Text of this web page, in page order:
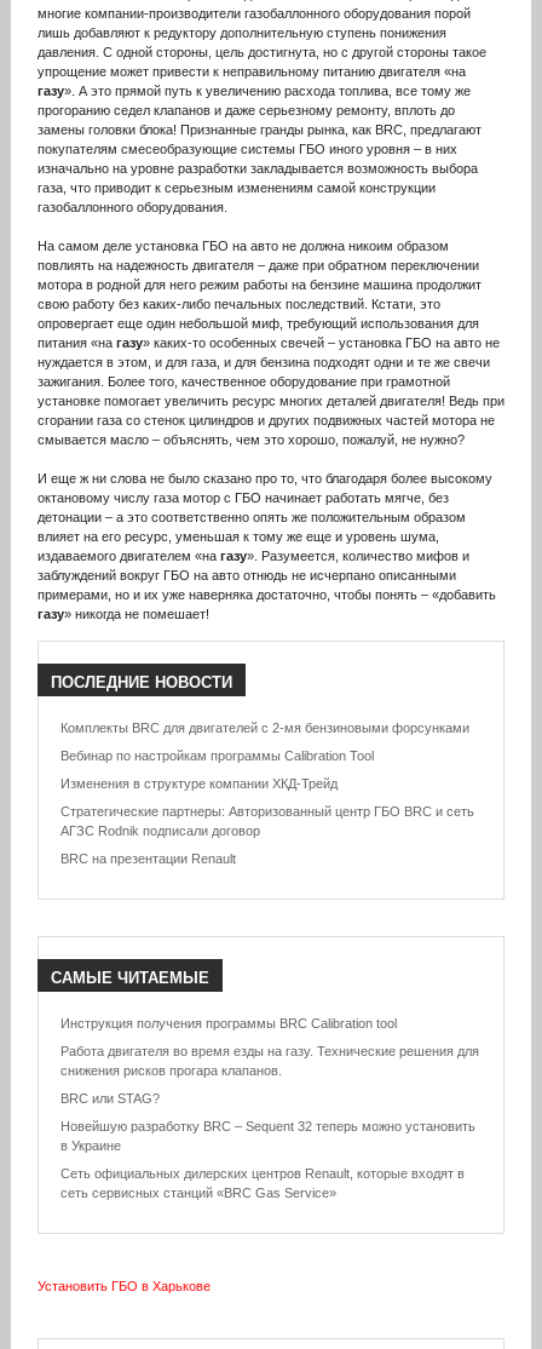
многие компании-производители газобаллонного оборудования порой
лишь добавляют к редуктору дополнительную ступень понижения
давления. С одной стороны, цель достигнута, но с другой стороны такое
упрощение может привести к неправильному питанию двигателя «на
газу». А это прямой путь к увеличению расхода топлива, все тому же
прогоранию седел клапанов и даже серьезному ремонту, вплоть до
замены головки блока! Признанные гранды рынка, как BRC, предлагают
покупателям смесеобразующие системы ГБО иного уровня – в них
изначально на уровне разработки закладывается возможность выбора
газа, что приводит к серьезным изменениям самой конструкции
газобаллонного оборудования.
На самом деле установка ГБО на авто не должна никоим образом
повлиять на надежность двигателя – даже при обратном переключении
мотора в родной для него режим работы на бензине машина продолжит
свою работу без каких-либо печальных последствий. Кстати, это
опровергает еще один небольшой миф, требующий использования для
питания «на газу» каких-то особенных свечей – установка ГБО на авто не
нуждается в этом, и для газа, и для бензина подходят одни и те же свечи
зажигания. Более того, качественное оборудование при грамотной
установке помогает увеличить ресурс многих деталей двигателя! Ведь при
сгорании газа со стенок цилиндров и других подвижных частей мотора не
смывается масло – объяснять, чем это хорошо, пожалуй, не нужно?
И еще ж ни слова не было сказано про то, что благодаря более высокому
октановому числу газа мотор с ГБО начинает работать мягче, без
детонации – а это соответственно опять же положительным образом
влияет на его ресурс, уменьшая к тому же еще и уровень шума,
издаваемого двигателем «на газу». Разумеется, количество мифов и
заблуждений вокруг ГБО на авто отнюдь не исчерпано описанными
примерами, но и их уже наверняка достаточно, чтобы понять – «добавить
газу» никогда не помешает!
ПОСЛЕДНИЕ НОВОСТИ
Комплекты BRC для двигателей с 2-мя бензиновыми форсунками
Вебинар по настройкам программы Calibration Tool
Изменения в структуре компании ХКД-Трейд
Стратегические партнеры: Авторизованный центр ГБО BRC и сеть
АГЗС Rodnik подписали договор
BRC на презентации Renault
САМЫЕ ЧИТАЕМЫЕ
Инструкция получения программы BRC Calibration tool
Работа двигателя во время езды на газу. Технические решения для
снижения рисков прогара клапанов.
BRC или STAG?
Новейшую разработку BRC – Sequent 32 теперь можно установить
в Украине
Сеть официальных дилерских центров Renault, которые входят в
сеть сервисных станций «BRC Gas Service»
Установить ГБО в Харькове